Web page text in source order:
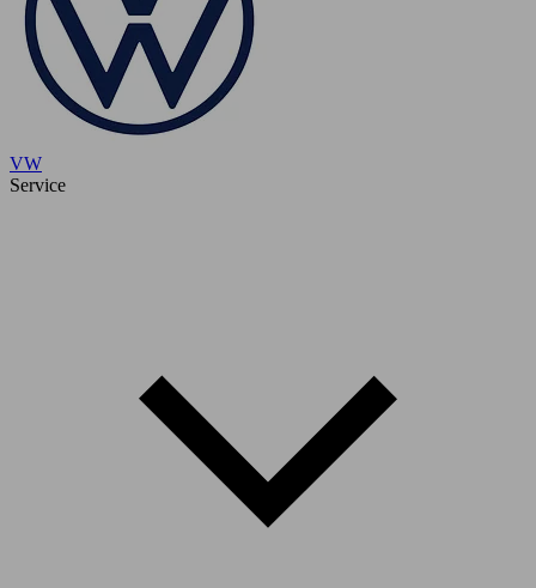
VW
Service